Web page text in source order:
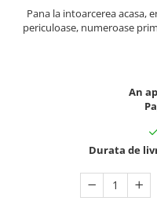
Elevi de 10 plus
Ma pregatesc pentru scoala
Pana la intoarcerea acasa,
periculoase, numeroase
An
Durata de